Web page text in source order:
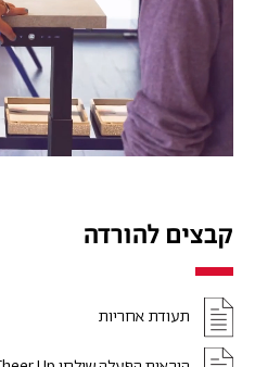
קבצים להורדה
תעודת אחריות